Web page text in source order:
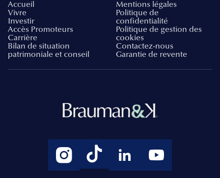
Accueil
Vivre
Investir
Accès Promoteurs
Carrière
Bilan de situation
patrimoniale et conseil
Mentions légales
Politique de
confidentialité
Politique de gestion des
cookies
Contactez-nous
Garantie de revente